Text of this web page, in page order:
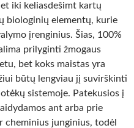
iki keliasdešimt kartų
biologinių elementų, kurie
įrenginius. Šias, 100%
prilyginti žmogaus
bet koks maistas yra
būtų lengviau jį suvirškinti
sistemoje. Patekusios į
ant arba prie
cheminius junginius, todėl